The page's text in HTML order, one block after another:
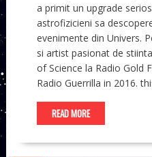
a primit un upgrade
astrofizicieni sa
evenimente din Univers.
si artist pasionat de
of Science la Radio Gold
Radio Guerrilla in 2016.
READ MORE